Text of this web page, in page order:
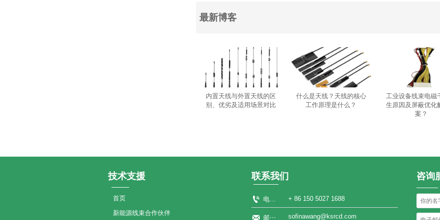
最新博客
内置天线与外置天线的区
别、优劣及适用场景对比
什么是天线？天线的核心
工作原理是什么？
工业设备线束电磁
生原因及屏蔽优化
案？
技术支援
首页
新能源线束合作伙伴
联系我们
 电话： + 86 150 5027 1688
 邮箱： sofinawang@ksrcd.com
咨询